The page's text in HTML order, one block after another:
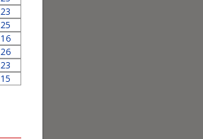
23
25
16
26
23
15